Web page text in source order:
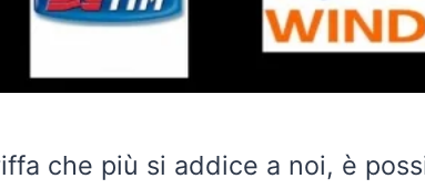
che più si addice a noi, è